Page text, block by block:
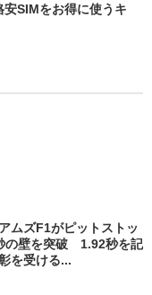
SIMをお得に使うキ
ムズF1がピットストッ
の壁を突破 1.92秒を記
を受ける...